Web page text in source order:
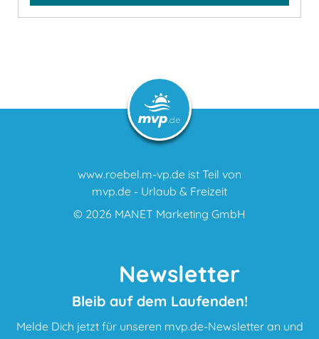
www.roebel.m-vp.de ist Teil von
mvp.de - Urlaub & Freizeit
© 2026 MANET Marketing GmbH
Newsletter
Bleib auf dem Laufenden!
Melde Dich jetzt für unseren mvp.de-Newsletter an und